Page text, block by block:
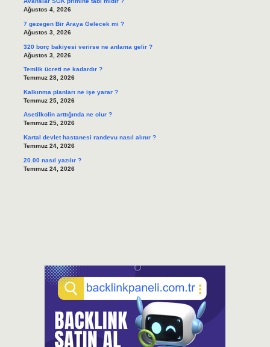
Ağustos 4, 2026
7 gezegen Bir Araya Gelecek mi ?
Ağustos 3, 2026
320 borç bakiyesi verirse ne anlama gelir ?
Ağustos 3, 2026
Temlik ücreti ne kadardır ?
Temmuz 28, 2026
Kalkınma planları ne işe yarar ?
Temmuz 25, 2026
Asetilkolin arttığında ne olur ?
Temmuz 25, 2026
Kartal devlet hastanesi randevu nasıl alınır ?
Temmuz 24, 2026
20.00 nasıl yazılır ?
Temmuz 24, 2026